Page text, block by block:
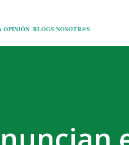
OPINIÓN BLOGS NOSOTR@S